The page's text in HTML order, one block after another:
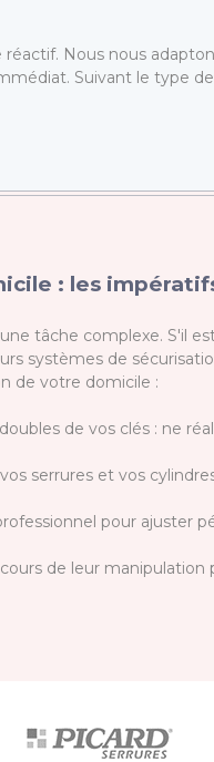
Nous nous
Suivant le type
: les
tâche complexe. S'il
systèmes de
de votre domicile :
de vos clés : ne
serrures et vos
pour ajuster
de leur